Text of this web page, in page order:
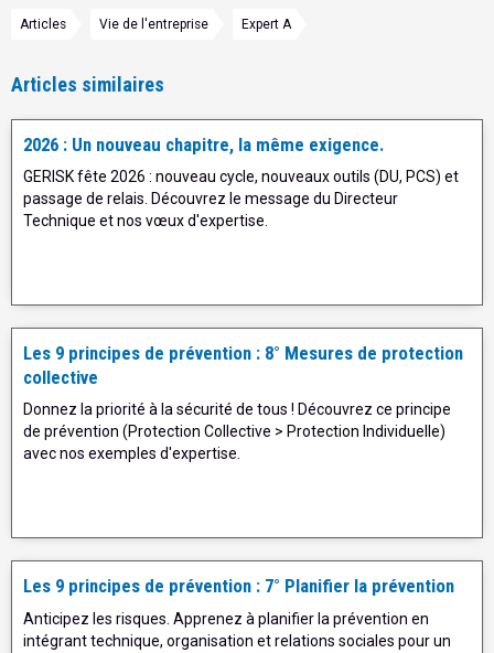
Articles Vie de l'entreprise Expert A
Articles similaires
2026 : Un nouveau chapitre, la même exigence.
GERISK fête 2026 : nouveau cycle, nouveaux outils (DU, PCS) et
passage de relais. Découvrez le message du Directeur
Technique et nos vœux d'expertise.
Les 9 principes de prévention : 8° Mesures de protection
collective
Donnez la priorité à la sécurité de tous ! Découvrez ce principe
de prévention (Protection Collective > Protection Individuelle)
avec nos exemples d'expertise.
Les 9 principes de prévention : 7° Planifier la prévention
Anticipez les risques. Apprenez à planifier la prévention en
intégrant technique, organisation et relations sociales pour un